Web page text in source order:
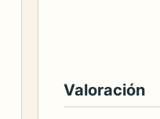
Valoración